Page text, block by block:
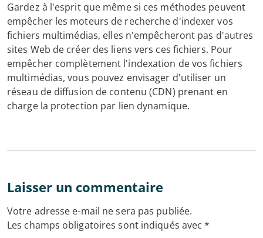
Gardez à l'esprit que même si ces méthodes peuvent
empêcher les moteurs de recherche d'indexer vos
fichiers multimédias, elles n'empêcheront pas d'autres
sites Web de créer des liens vers ces fichiers. Pour
empêcher complètement l'indexation de vos fichiers
multimédias, vous pouvez envisager d'utiliser un
réseau de diffusion de contenu (CDN) prenant en
charge la protection par lien dynamique.
Laisser un commentaire
Votre adresse e-mail ne sera pas publiée.
Les champs obligatoires sont indiqués avec*